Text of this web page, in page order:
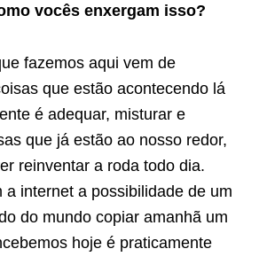
vocês enxergam isso?
fazemos aqui vem de
que estão acontecendo lá
é adequar, misturar e
que já estão ao nosso redor,
reinventar a roda todo dia.
a internet a possibilidade de um
do mundo copiar amanhã um
hoje é praticamente